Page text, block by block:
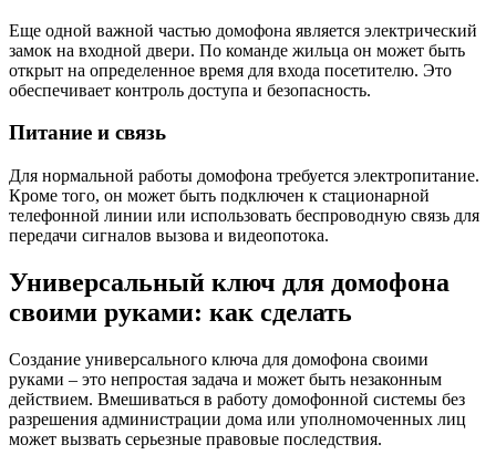
Еще одной важной частью домофона является электрический
замок на входной двери. По команде жильца он может быть
открыт на определенное время для входа посетителю. Это
обеспечивает контроль доступа и безопасность.
Питание и связь
Для нормальной работы домофона требуется электропитание.
Кроме того, он может быть подключен к стационарной
телефонной линии или использовать беспроводную связь для
передачи сигналов вызова и видеопотока.
Универсальный ключ для домофона
своими руками: как сделать
Создание универсального ключа для домофона своими
руками – это непростая задача и может быть незаконным
действием. Вмешиваться в работу домофонной системы без
разрешения администрации дома или уполномоченных лиц
может вызвать серьезные правовые последствия.